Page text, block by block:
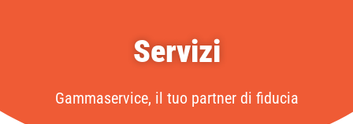
Servizi
Gammaservice, il tuo partner di fiducia